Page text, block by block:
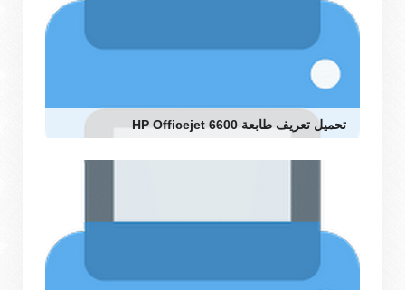
تحميل تعريف طابعة HP Officejet 6600